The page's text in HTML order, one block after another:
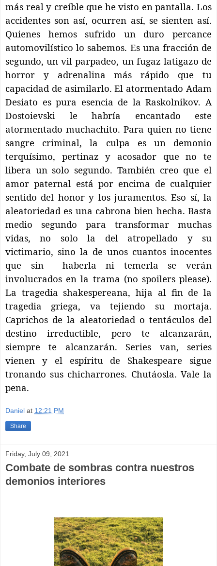
más real y creíble que he visto en pantalla. Los
accidentes son así, ocurren así, se sienten así.
Quienes hemos sufrido un duro percance
automovilístico lo sabemos. Es una fracción de
segundo, un vil parpadeo, un fugaz latigazo de
horror y adrenalina más rápido que tu
capacidad de asimilarlo. El atormentado Adam
Desiato es pura esencia de la Raskolnikov. A
Dostoievski le habría encantado este
atormentado muchachito. Para quien no tiene
sangre criminal, la culpa es un demonio
terquísimo, pertinaz y acosador que no te
libera un solo segundo. También creo que el
amor paternal está por encima de cualquier
sentido del honor y los juramentos. Eso sí, la
aleatoriedad es una cabrona bien hecha. Basta
medio segundo para transformar muchas
vidas, no solo la del atropellado y su
victimario, sino la de unos cuantos inocentes
que sin
haberla ni temerla se verán
involucrados en la trama (no spoilers please).
La tragedia shakespereana, hija al fin de la
tragedia griega, va tejiendo su mortaja.
Caprichos de la aleatoriedad o tentáculos del
destino irreductible, pero te alcanzarán,
siempre te alcanzarán. Series van, series
vienen y el espíritu de Shakespeare sigue
tronando sus chicharrones. Chutáosla. Vale la
pena.
Daniel at 12:21 PM
Share
Friday, July 09, 2021
Combate de sombras contra nuestros
demonios interiores